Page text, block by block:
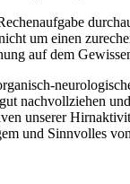
um einen
auf dem
nachvollziehen
unserer
und Sinnvolles